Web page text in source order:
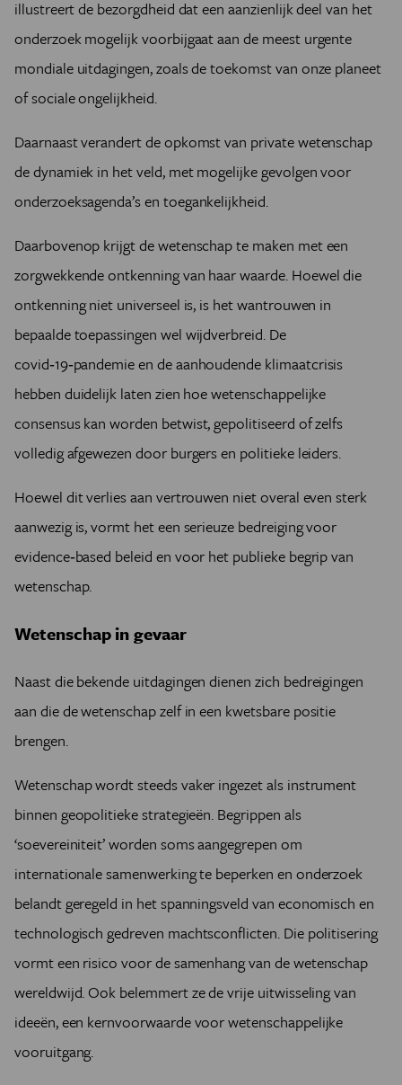
illustreert de bezorgdheid dat een aanzienlijk deel van het
onderzoek mogelijk voorbijgaat aan de meest urgente
mondiale uitdagingen, zoals de toekomst van onze planeet
of sociale ongelijkheid.
Daarnaast verandert de opkomst van private wetenschap
de dynamiek in het veld, met mogelijke gevolgen voor
onderzoeksagenda’s en toegankelijkheid.
Daarbovenop krijgt de wetenschap te maken met een
zorgwekkende ontkenning van haar waarde. Hoewel die
ontkenning niet universeel is, is het wantrouwen in
bepaalde toepassingen wel wijdverbreid. De
covid‑19‑pandemie en de aanhoudende klimaatcrisis
hebben duidelijk laten zien hoe wetenschappelijke
consensus kan worden betwist, gepolitiseerd of zelfs
volledig afgewezen door burgers en politieke leiders.
Hoewel dit verlies aan vertrouwen niet overal even sterk
aanwezig is, vormt het een serieuze bedreiging voor
evidence‑based beleid en voor het publieke begrip van
wetenschap.
Wetenschap in gevaar
Naast die bekende uitdagingen dienen zich bedreigingen
aan die de wetenschap zelf in een kwetsbare positie
brengen.
Wetenschap wordt steeds vaker ingezet als instrument
binnen geopolitieke strategieën. Begrippen als
‘soevereiniteit’ worden soms aangegrepen om
internationale samenwerking te beperken en onderzoek
belandt geregeld in het spanningsveld van economisch en
technologisch gedreven machtsconflicten. Die politisering
vormt een risico voor de samenhang van de wetenschap
wereldwijd. Ook belemmert ze de vrije uitwisseling van
ideeën, een kernvoorwaarde voor wetenschappelijke
vooruitgang.